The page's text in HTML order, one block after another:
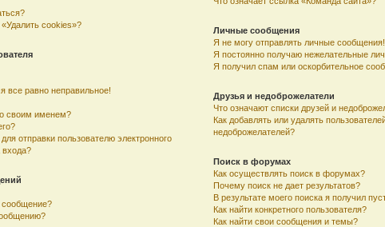
cookies»?
все равно неправильное!
своим именем?
отправки пользователю электронного
входа?
сообщение?
Личные сообщения
Я не могу отправлять личные сообщения!
Я постоянно получаю нежелательные
Я получил спам или оскорбительное
Друзья и недоброжелатели
Что означают списки друзей и
Как добавлять или удалять
недоброжелателей?
Поиск в форумах
Как осуществлять поиск в форумах?
Почему поиск не дает результатов?
В результате моего поиска я получил
Как найти конкретного пользователя?
Как найти свои сообщения и темы?